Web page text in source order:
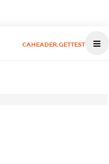
CAHEADER.GETTEST